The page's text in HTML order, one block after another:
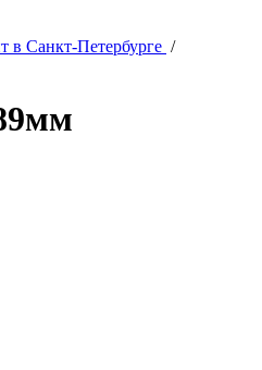
в Санкт-Петербурге /